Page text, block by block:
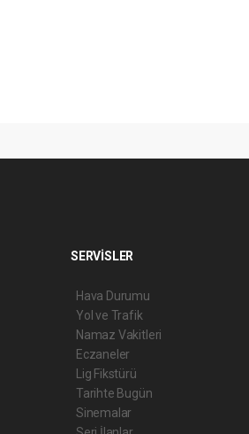
SERVİSLER
Hava Durumu
Yol ve Trafik
Namaz Vakitleri
Eczaneler
Lig Fikstürü
Tarihte Bugün
Sinemalar